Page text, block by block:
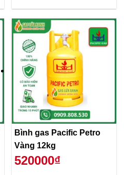
Bình gas Pacific Petro
Vàng 12kg
520000₫